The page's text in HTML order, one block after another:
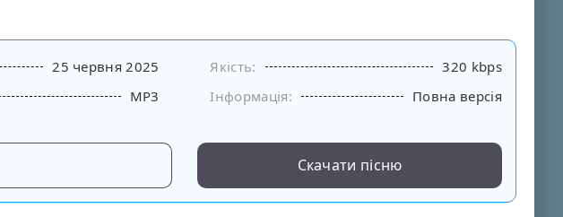
25 червня 2025 Якість:
320 kbps
MP3 Інформація: Повна версія
Скачати пісню